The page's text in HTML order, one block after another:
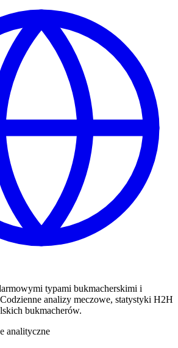
typami bukmacherskimi i
analizy meczowe, statystyki H2H
bukmacherów.
analityczne